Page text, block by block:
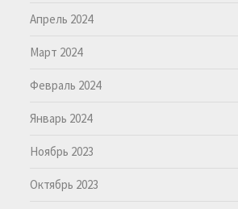
Апрель 2024
Март 2024
Февраль 2024
Январь 2024
Ноябрь 2023
Октябрь 2023